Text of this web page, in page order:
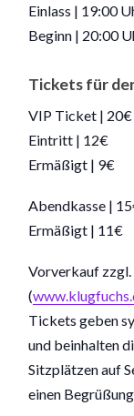
Einlass | 19:00
Beginn | 20:00
Tickets für
VIP Ticket | 20€
Eintritt | 12€
Ermäßigt | 9€
Abendkasse |
Ermäßigt | 11€
Vorverkauf
(
Tickets geben
und beinhalten
Sitzplätzen auf
einen